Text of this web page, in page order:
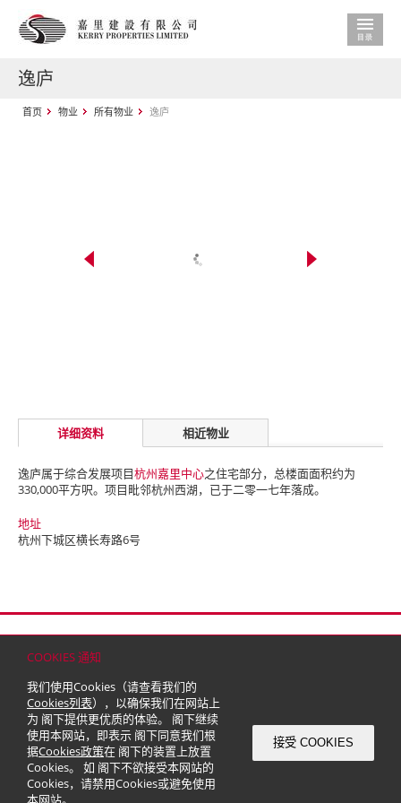
COOKIES 通知
我们使用Cookies（请查看我们的
Cookies列表），以确保我们在网站上
为 阁下提供更优质的体验。 阁下继续
使用本网站，即表示 阁下同意我们根
据Cookies政策在 阁下的装置上放置
Cookies。 如 阁下不欲接受本网站的
Cookies，请禁用Cookies或避免使用
本网站。
接受 COOKIES
逸庐
首页 物业 所有物业 逸庐
详细资料 相近物业
逸庐属于综合发展项目杭州嘉里中心之住宅部分，总楼面面积约为
330,000平方呎。项目毗邻杭州西湖，已于二零一七年落成。
地址
杭州下城区横长寿路6号
© 2026 嘉里建设有限公司 (于百慕达注册成立之有限公司)